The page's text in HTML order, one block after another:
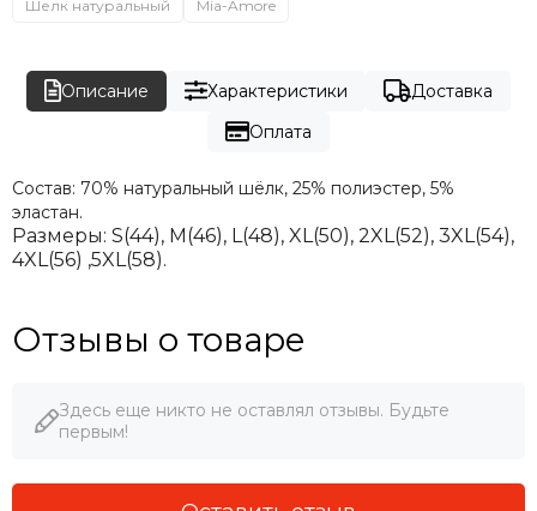
Шелк натуральный
Mia-Amore
Описание Характеристики
Доставка
Оплата
Состав: 70% натуральный шёлк, 25% полиэстер, 5%
эластан.
Размеры: S(44), M(46), L(48), XL(50), 2XL(52), 3XL(54),
4XL(56) ,5XL(58).
Отзывы о товаре
Здесь еще никто не оставлял отзывы. Будьте
первым!